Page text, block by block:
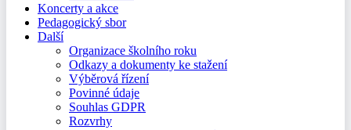
Koncerty a akce
Pedagogický sbor
Další
Organizace školního roku
Odkazy a dokumenty ke stažení
Výběrová řízení
Povinné údaje
Souhlas GDPR
Rozvrhy